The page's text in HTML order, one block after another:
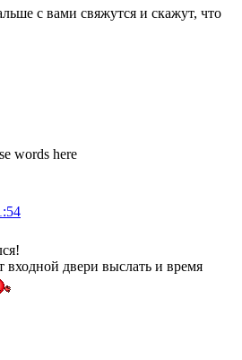
с вами свяжутся и скажут, что
words here
двери выслать и время